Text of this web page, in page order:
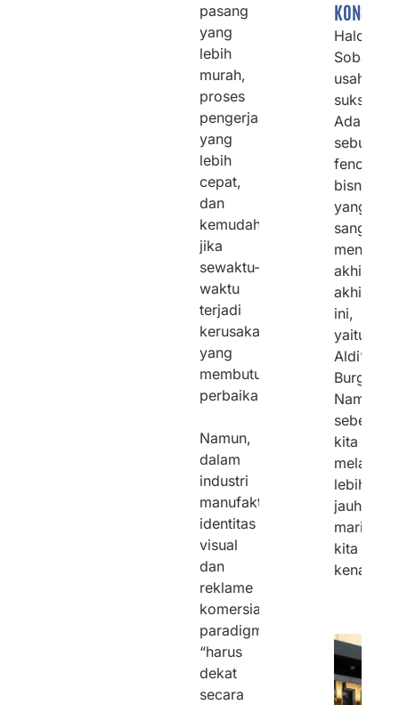
pasang
yang
lebih
murah,
proses
pengerjaan
yang
lebih
cepat,
dan
kemudahan
jika
sewaktu-
waktu
terjadi
kerusakan
yang
membutuhkan
perbaikan.
Namun,
dalam
industri
manufaktur
identitas
visual
dan
reklame
komersial,
paradigma
“harus
dekat
secara
Halo,
Sobat
usaha
sukses!
Ada
sebuah
bisnis
yang
sangat
menarik
akhir-
akhir
ini,
yaitu
Aldi’s
Burger!.
Namun
sebelum
kita
lebih
jauh,
mari
kita
kenali